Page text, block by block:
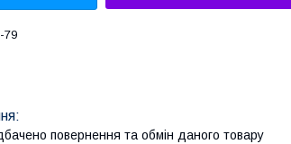
79
повернення та обмін даного товару